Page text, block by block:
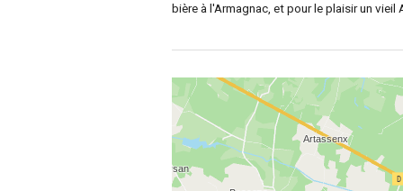
bière à l'Armagnac, et pour le plaisir un